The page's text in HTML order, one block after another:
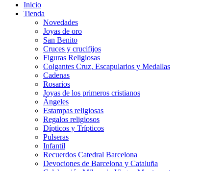
Inicio
Tienda
Novedades
Joyas de oro
San Benito
Cruces y crucifijos
Figuras Religiosas
Colgantes Cruz, Escapularios y Medallas
Cadenas
Rosarios
Joyas de los primeros cristianos
Ángeles
Estampas religiosas
Regalos religiosos
Dípticos y Trípticos
Pulseras
Infantil
Recuerdos Catedral Barcelona
Devociones de Barcelona y Cataluña